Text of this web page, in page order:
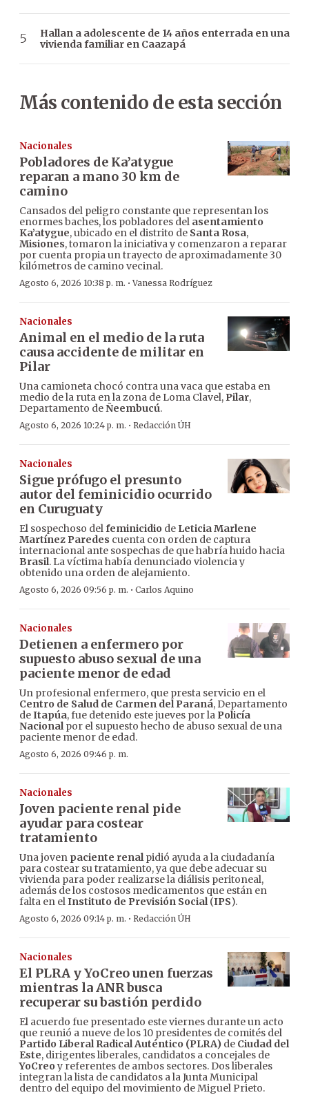
Hallan a adolescente de 14 años enterrada en una
vivienda familiar en Caazapá
Más contenido de esta sección
Nacionales
Pobladores de Ka’atygue
reparan a mano 30 km de
camino
Cansados del peligro constante que representan los
enormes baches, los pobladores del asentamiento
Ka’atygue, ubicado en el distrito de Santa Rosa,
Misiones, tomaron la iniciativa y comenzaron a reparar
por cuenta propia un trayecto de aproximadamente 30
kilómetros de camino vecinal.
Agosto 6, 2026 10:38 p. m. ·Vanessa Rodríguez
Nacionales
Animal en el medio de la ruta
causa accidente de militar en
Pilar
Una camioneta chocó contra una vaca que estaba en
medio de la ruta en la zona de Loma Clavel, Pilar,
Departamento deÑeembucú.
Agosto 6, 2026 10:24 p. m. · Redacción ÚH
Nacionales
Sigue prófugo el presunto
autor del feminicidio ocurrido
en Curuguaty
El sospechoso delfeminicidio de Leticia Marlene
Martínez Paredes cuenta con orden de captura
internacional ante sospechas de que habría huido hacia
Brasil. La víctima había denunciado violencia y
obtenido una orden de alejamiento.
Agosto 6, 2026 09:56 p. m. · Carlos Aquino
Nacionales
Detienen a enfermero por
supuesto abuso sexual de una
paciente menor de edad
Un profesional enfermero, que presta servicio en el
Centro de Salud de Carmen del Paraná, Departamento
deItapúa, fue detenido este jueves por la Policía
Nacionalpor el supuesto hecho de abuso sexual de una
paciente menor de edad.
Agosto 6, 2026 09:46 p. m.
Nacionales
Joven paciente renal pide
ayudar para costear
tratamiento
Una joven paciente renalpidió ayuda a la ciudadanía
para costear su tratamiento, ya que debe adecuar su
vivienda para poder realizarse la diálisis peritoneal,
además de los costosos medicamentos que están en
falta en elInstituto de Previsión Social(IPS).
Agosto 6, 2026 09:14 p. m. · Redacción ÚH
Nacionales
El PLRA y YoCreo unen fuerzas
mientras la ANR busca
recuperar su bastión perdido
El acuerdo fue presentado este viernes durante un acto
que reunió a nueve de los 10 presidentes de comités del
Partido Liberal Radical Auténtico (PLRA) de Ciudad del
Este, dirigentes liberales, candidatos a concejales de
YoCreo y referentes de ambos sectores. Dos liberales
integran la lista de candidatos a la Junta Municipal
dentro del equipo del movimiento de Miguel Prieto.